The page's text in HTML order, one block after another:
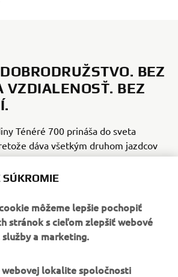
BEZ
VZDIALENOSŤ. BEZ
Ténéré 700 prináša do sveta
dáva všetkým druhom jazdcov
sny. Svet sa v posledných rokoch
tento motocykel dáva každému
World Raid je vybavený tak, aby
ktorýkoľvek predchádzajúci model
ktoré vám dodá väčšiu istotu a zaistí
SÚKROMIE
môžeme lepšie pochopiť
stránok s cieľom zlepšiť webové
a marketing.
webovej lokalite spoločnosti